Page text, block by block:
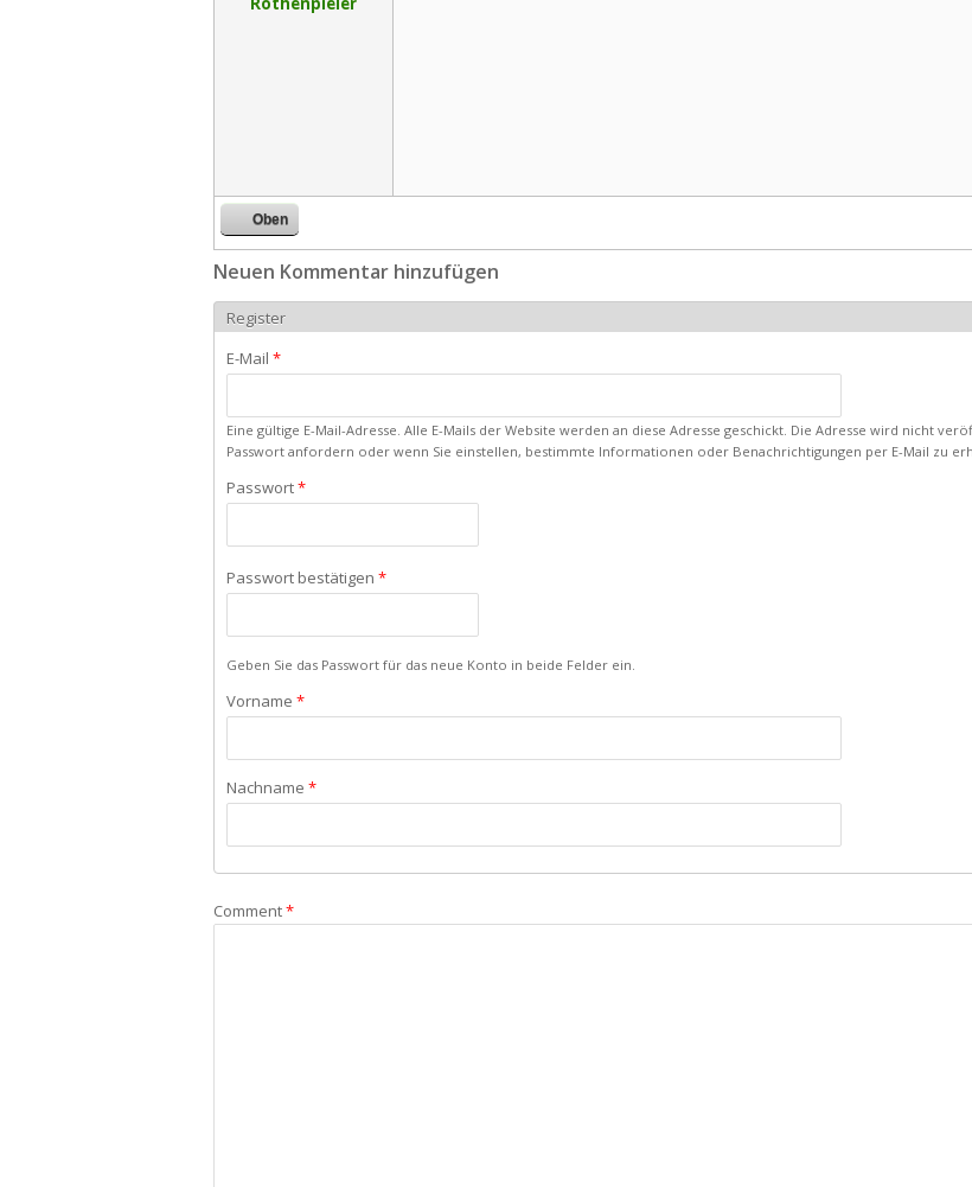
Oben
Neuen Kommentar hinzufügen
Register
E-Mail *
Eine gültige E-Mail-Adresse. Alle E-Mails der Website werden an diese Adresse geschickt. Die Adresse wird nicht
Passwort anfordern oder wenn Sie einstellen, bestimmte Informationen oder Benachrichtigungen per E-Mail zu
Passwort*
Passwort bestätigen *
Geben Sie das Passwort für das neue Konto in beide Felder ein.
Vorname *
Nachname *
Comment*